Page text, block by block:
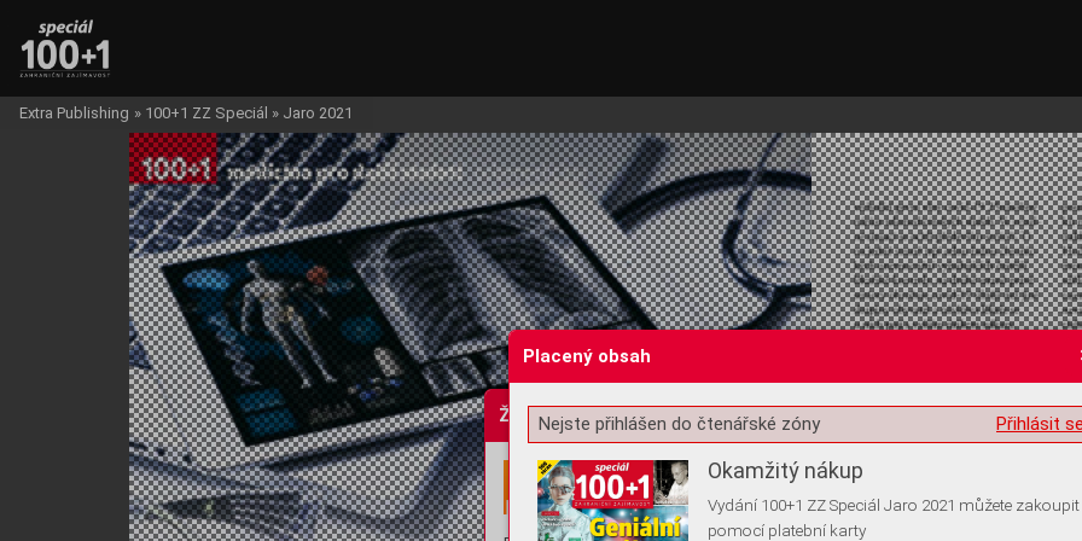
Žádost o souhlas s ukládáním volitelných informací
Extra Publishing » 100+1 ZZ Speciál » Jaro 2021
Placený obsah
Přihlásit
Nejste přihlášen do čtenářské zóny
Okamžitý nákup
Vydání 100+1 ZZ Speciál Jaro 2021 můžete zakoupit
pomocí platební karty